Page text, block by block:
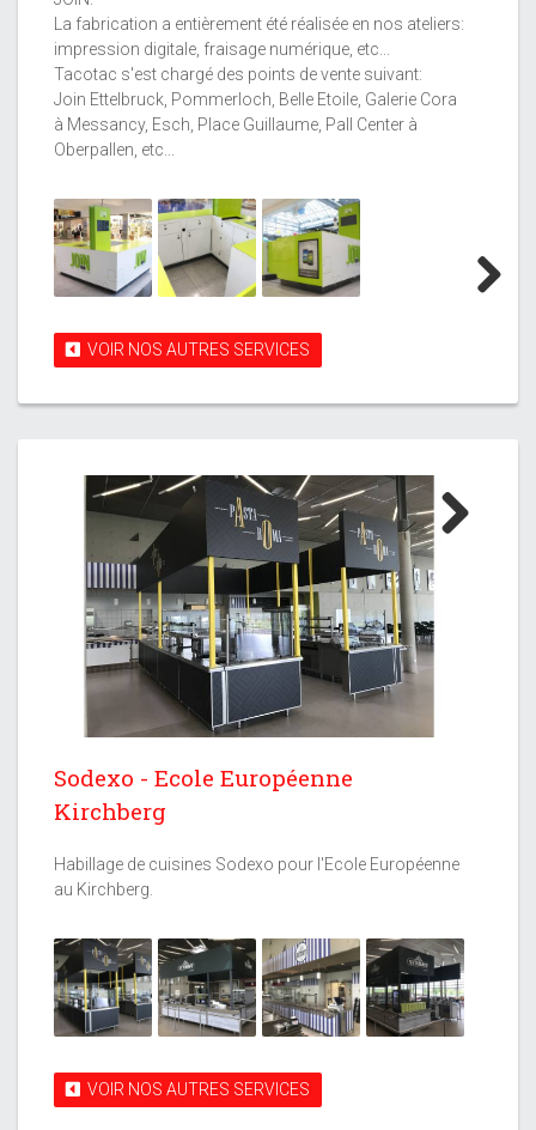
La fabrication a entièrement été réalisée en nos ateliers:
impression digitale, fraisage numérique, etc...
Tacotac s'est chargé des points de vente suivant:
Join Ettelbruck, Pommerloch, Belle Etoile, Galerie Cora
à Messancy, Esch, Place Guillaume, Pall Center à
Oberpallen, etc...
VOIR NOS AUTRES SERVICES
Next
Sodexo - Ecole Européenne
Kirchberg
Habillage de cuisines Sodexo pour l'Ecole Européenne
au Kirchberg.
VOIR NOS AUTRES SERVICES